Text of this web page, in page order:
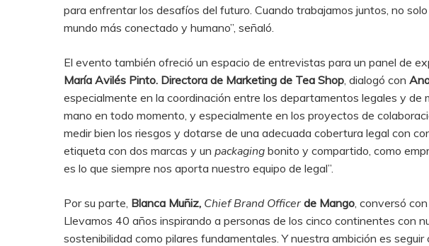
para enfrentar los desafíos del futuro. Cuando trabajamos juntos, no
mundo más conectado y humano”, señaló.
El evento también ofreció un espacio de entrevistas para un panel de
María Avilés Pinto. Directora de Marketing de Tea Shop, dialogó con
especialmente en la coordinación entre los departamentos legales y
mano en todo momento, y especialmente en los proyectos de
medir bien los riesgos y dotarse de una adecuada cobertura legal con
etiqueta con dos marcas y unpackaging bonito y compartido, como
es lo que siempre nos aporta nuestro equipo de legal”.
Por su parte, Blanca Muñiz, Chief Brand Officer de Mango, conversó con
Llevamos 40 años inspirando a personas de los cinco continentes con
sostenibilidad como pilares fundamentales. Y nuestra ambición es